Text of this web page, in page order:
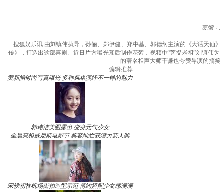
责编
搜狐娱乐讯 由刘镇伟执导，孙俪、郑伊健、郑中基、郭德纲主演的《大话天
传》，打造出这部喜剧。近日片方曝光幕后制作花絮，视频中“菩提老祖”刘镇
的著名相声大师于谦也夸赞导演的搞
编辑推荐
黄新皓时尚写真曝光 多种风格演绎不一样的魅力
郭玮洁美图露出 变身元气少女
金晨亮相威尼斯电影节 笑容灿烂获潜力新人奖
宋轶初秋机场街拍造型示范 简约搭配少女感满满